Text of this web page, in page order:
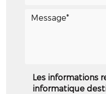
Les informations
informatique